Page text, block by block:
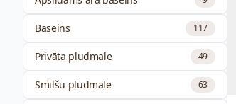
Baseins 117
Privāta pludmale 49
Smilšu pludmale 63